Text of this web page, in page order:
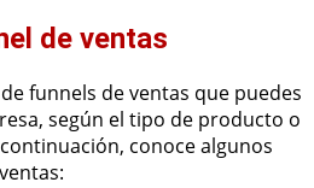
de ventas
funnels de ventas que puedes
según el tipo de producto o
conoce algunos